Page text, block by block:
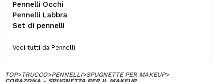
Pennelli Occhi
Pennelli Labbra
Set di pennelli
Vedi tutti da Pennelli
TOP>TRUCCO>PENNELLI>SPUGNETTE PER MAKEUP>